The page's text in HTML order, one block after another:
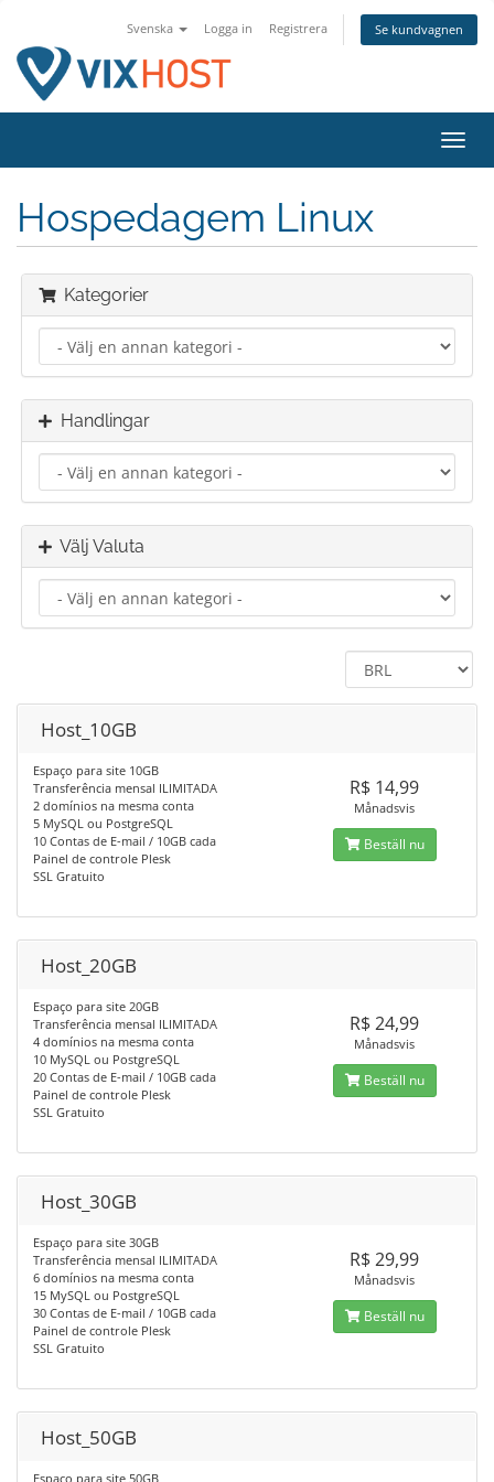
Svenska Logga in Registrera Se kundvagnen
Växla
Hospedagem Linux
Kategorier
Handlingar
Välj Valuta
Host_10GB
Espaço para site 10GB
Transferência mensal ILIMITADA
2 domínios na mesma conta
5 MySQL ou PostgreSQL
10 Contas de E-mail / 10GB cada
Painel de controle Plesk
SSL Gratuito
R$ 14,99
Månadsvis
Beställ nu
Host_20GB
Espaço para site 20GB
Transferência mensal ILIMITADA
4 domínios na mesma conta
10 MySQL ou PostgreSQL
20 Contas de E-mail / 10GB cada
Painel de controle Plesk
SSL Gratuito
R$ 24,99
Månadsvis
Beställ nu
Host_30GB
Espaço para site 30GB
Transferência mensal ILIMITADA
6 domínios na mesma conta
15 MySQL ou PostgreSQL
30 Contas de E-mail / 10GB cada
Painel de controle Plesk
SSL Gratuito
R$ 29,99
Månadsvis
Beställ nu
Host_50GB
Espaço para site 50GB